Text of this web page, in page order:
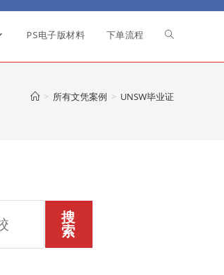
PS电子版材料 下单流程 Toggle
> 所有文凭案例 > UNSW毕业证
搜
索